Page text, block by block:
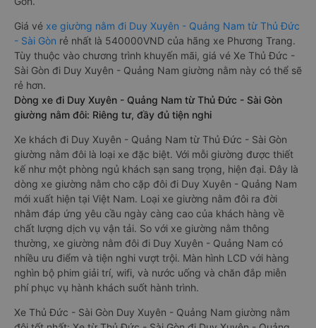
Giá vé xe giường nằm đi Duy Xuyên - Quảng Nam từ Thủ Đức
- Sài Gòn rẻ nhất là 540000VND của hãng xe Phương Trang.
Tùy thuộc vào chương trình khuyến mãi, giá vé Xe Thủ Đức -
Sài Gòn đi Duy Xuyên - Quảng Nam giường nằm này có thể sẽ
rẻ hơn.
Dòng xe đi Duy Xuyên - Quảng Nam từ Thủ Đức - Sài Gòn
giường nằm đôi: Riêng tư, đầy đủ tiện nghi
Xe khách đi Duy Xuyên - Quảng Nam từ Thủ Đức - Sài Gòn
giường nằm đôi là loại xe đặc biệt. Với mỗi giường được thiết
kế như một phòng ngủ khách sạn sang trọng, hiện đại. Đây là
dòng xe giường nằm cho cặp đôi đi Duy Xuyên - Quảng Nam
mới xuất hiện tại Việt Nam. Loại xe giường nằm đôi ra đời
nhằm đáp ứng yêu cầu ngày càng cao của khách hàng về
chất lượng dịch vụ vận tải. So với xe giường nằm thông
thường, xe giường nằm đôi đi Duy Xuyên - Quảng Nam có
nhiều ưu điểm và tiện nghi vượt trội. Màn hình LCD với hàng
nghìn bộ phim giải trí, wifi, và nước uống và chăn đắp miễn
phí phục vụ hành khách suốt hành trình.
Xe Thủ Đức - Sài Gòn Duy Xuyên - Quảng Nam giường nằm